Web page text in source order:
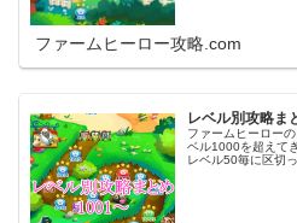
ファームヒーロー攻略.com
レベル別攻略ま
ファームヒーロー
ベル1000を超えて
レベル50毎に区切